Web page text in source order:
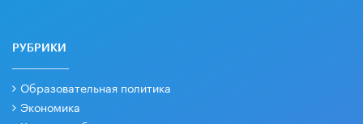
РУБРИКИ
Образовательная политика
Экономика